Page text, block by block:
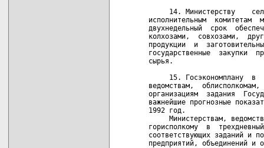
14. Министерству
исполнительным  комитетам
двухнедельный  срок
колхозами,  совхозами,
продукции  и
государственные  закупки
сырья.
15. Госэкономплану  в
ведомствам,
организациям  задания
важнейшие прогнозные
1992 год.
Министерствам,
горисполкому  в
соответствующих заданий и
предприятий, объединений и